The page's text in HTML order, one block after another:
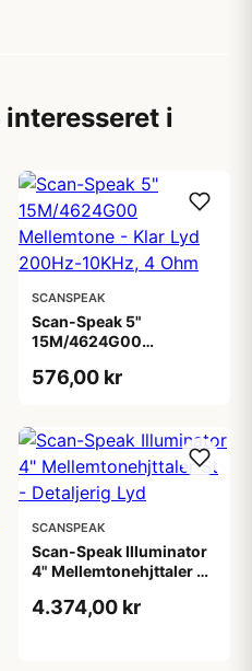
interesseret i
SCANSPEAK
Scan-Speak 5"
15M/4624G00
200Hz-10KHz, 4 Ohm
576,00 kr
SCANSPEAK
Scan-Speak Illuminator
4" Mellemtonehjttaler St
4.374,00 kr